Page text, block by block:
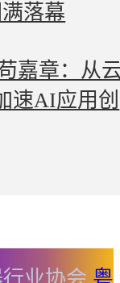
落幕
嘉章：从
速AI应用创